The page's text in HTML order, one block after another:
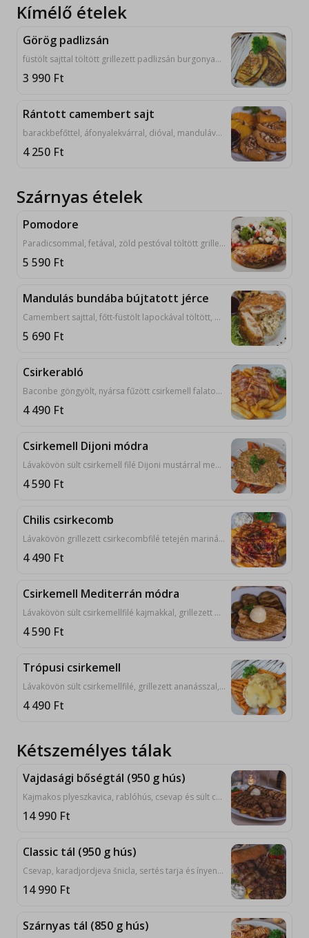
Kímélő ételek
Görög padlizsán
füstölt sajttal töltött grillezett padlizsán burgonyapürével. 7, 9, 10
3 990 Ft
Rántott camembert sajt
barackbefőttel, áfonyalekvárral, dióval, mandulával. 1, 3, 7, 9, 10
4 250 Ft
Szárnyas ételek
Pomodore
Paradicsommal, fetával, zöld pestóval töltött grillezett csirkemell Classic Grill módra készült görög salátával tálalva.1, 3, 6, 7, 8, 9, 10, 11,
5 590 Ft
Mandulás bundába bújtatott jérce
Camembert sajttal, főtt-füstölt lapockával töltött, mandulás köntösbe bújtatott jércemellfilé kakukkfüves-tejszínes galuskával, sült almával, áfonyalekvárral tálalva. 1, 3, 7, 9, 10
5 690 Ft
Csirkerabló
Baconbe göngyölt, nyársa fűzött csirkemell falatok tejfölös hagymával, ajvárral, lepénnyel tálalva. 9, 10
4 490 Ft
Csirkemell Dijoni módra
Lávakövön sült csirkemell filé Dijoni mustárral megkenve, lepénnyel tálalva. 9, 10
4 590 Ft
Chilis csirkecomb
Lávakövön grillezett csirkecombfilé tetején marinált sült chilipaprikával, tejfölös hagymával, ajvárral, lepénnyel tálalva. 9, 10
4 490 Ft
Csirkemell Mediterrán módra
Lávakövön sült csirkemellfilé kajmakkal, grillezett padlizsánnal tálalva. 9, 10
4 590 Ft
Trópusi csirkemell
Lávakövön sült csirkemellfilé, grillezett ananásszal, trappista sajttal csőben sütve. 7, 9, 10
4 490 Ft
Kétszemélyes tálak
Vajdasági bőségtál (950 g hús)
Kajmakos plyeszkavica, rablóhús, csevap és sült császárszalonna, sült héjas burgonya, sült batáta tejfölös hagymával, ajvárral, lepénnyel tálalva. 1, 3, 9, 10
14 990 Ft
Classic tál (950 g hús)
Csevap, karadjordjeva šnicla, sertés tarja és ínyenc plyeszkavica , petrezselymes burgonya classicgrill módra, grill zöldség Classic Grill módra, tejfölös hagymával, ajvárral, lepénnyel tálalva. 1, 3, 7, 9, 10
14 990 Ft
Szárnyas tál (850 g hús)